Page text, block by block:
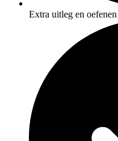
Extra uitleg en